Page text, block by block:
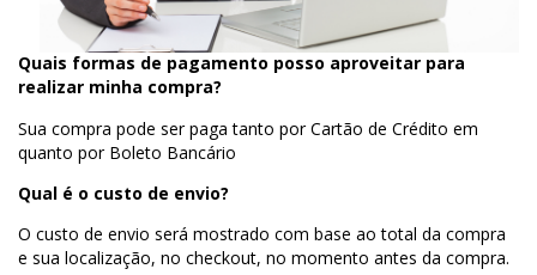
Quais formas de pagamento posso aproveitar para
realizar minha compra?
Sua compra pode ser paga tanto por Cartão de Crédito em
quanto por Boleto Bancário
Qual é o custo de envio?
O custo de envio será mostrado com base ao total da compra
e sua localização, no checkout, no momento antes da compra.